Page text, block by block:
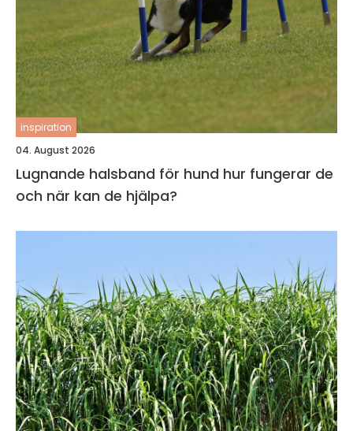
inspiration
04. August 2026
Lugnande halsband för hund hur fungerar de
och när kan de hjälpa?